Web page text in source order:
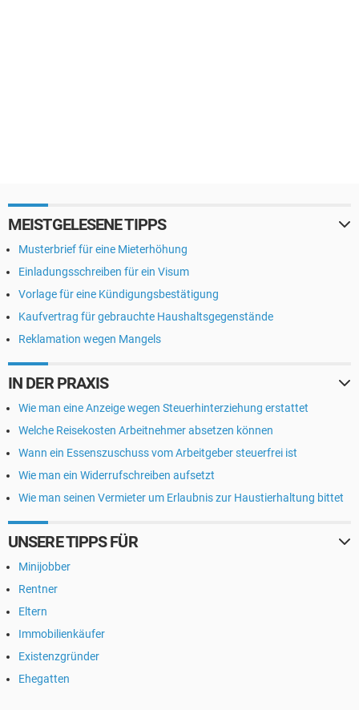
MEISTGELESENE TIPPS
Musterbrief für eine Mieterhöhung
Einladungsschreiben für ein Visum
Vorlage für eine Kündigungsbestätigung
Kaufvertrag für gebrauchte Haushaltsgegenstände
Reklamation wegen Mangels
IN DER PRAXIS
Wie man eine Anzeige wegen Steuerhinterziehung erstattet
Welche Reisekosten Arbeitnehmer absetzen können
Wann ein Essenszuschuss vom Arbeitgeber steuerfrei ist
Wie man ein Widerrufschreiben aufsetzt
Wie man seinen Vermieter um Erlaubnis zur Haustierhaltung bittet
UNSERE TIPPS FÜR
Minijobber
Rentner
Eltern
Immobilienkäufer
Existenzgründer
Ehegatten